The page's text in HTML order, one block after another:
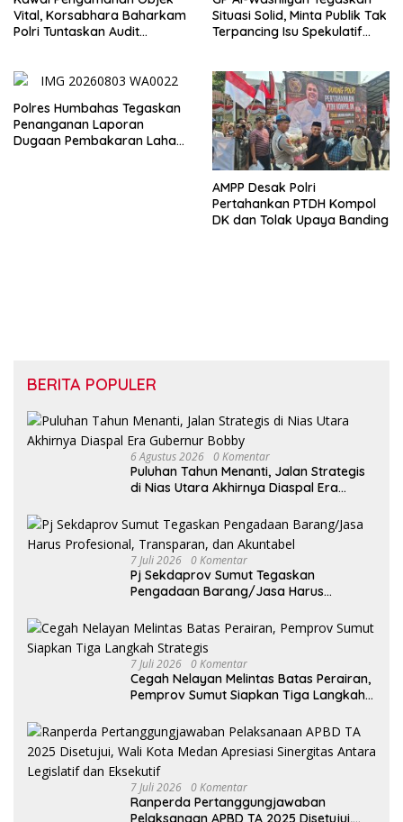
Vital, Korsabhara Baharkam
Polri Tuntaskan Audit
Situasi Solid, Minta Publik Tak
Terpancing Isu Spekulatif
Polres Humbahas Tegaskan
Penanganan Laporan
Dugaan Pembakaran Lahan
AMPP Desak Polri
Pertahankan PTDH Kompol
DK dan Tolak Upaya Banding
BERITA POPULER
6 Agustus 2026 0 Komentar
Puluhan Tahun Menanti, Jalan Strategis
di Nias Utara Akhirnya Diaspal Era
7 Juli 2026 0 Komentar
Pj Sekdaprov Sumut Tegaskan
Pengadaan Barang/Jasa Harus
7 Juli 2026 0 Komentar
Cegah Nelayan Melintas Batas Perairan,
Pemprov Sumut Siapkan Tiga Langkah
7 Juli 2026 0 Komentar
Ranperda Pertanggungjawaban